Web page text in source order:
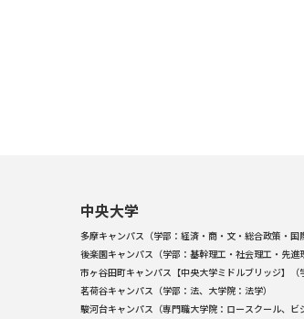
中央大学
多摩キャンパス（学部：経済・商・文・総合政策・国
後楽園キャンパス（学部：基幹理工・社会理工・先進
市ヶ谷田町キャンパス【中央大学ミドルブリッジ】（
茗荷谷キャンパス（学部：法、大学院：法学）
駿河台キャンパス（専門職大学院：ロースクール、ビ